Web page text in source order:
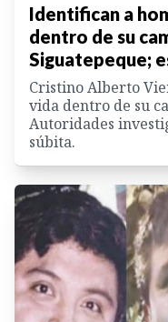
Identifican a
dentro de su
Siguatepeque;
Cristino Alberto
vida dentro de su
Autoridades
súbita.